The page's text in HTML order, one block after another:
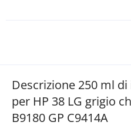
Descrizione 250 ml
per HP 38 LG grigio
B9180 GP C9414A